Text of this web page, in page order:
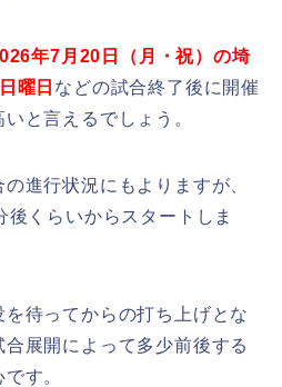
年7月20日（月・祝）の埼
曜日 などの試合終了後に開催
と言えるでしょう。
進行状況にもよりますが、
くらいからスタートしま
待ってからの打ち上げとな
展開によって多少前後する
す。